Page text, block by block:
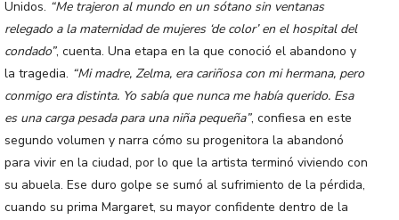
Unidos. “Me trajeron al mundo en un sótano sin ventanas
relegado a la maternidad de mujeres ‘de color’ en el hospital del
condado”, cuenta. Una etapa en la que conoció el abandono y
la tragedia. “Mi madre, Zelma, era cariñosa con mi hermana, pero
conmigo era distinta. Yo sabía que nunca me había querido. Esa
es una carga pesada para una niña pequeña”, confiesa en este
segundo volumen y narra cómo su progenitora la abandonó
para vivir en la ciudad, por lo que la artista terminó viviendo con
su abuela. Ese duro golpe se sumó al sufrimiento de la pérdida,
cuando su prima Margaret, su mayor confidente dentro de la